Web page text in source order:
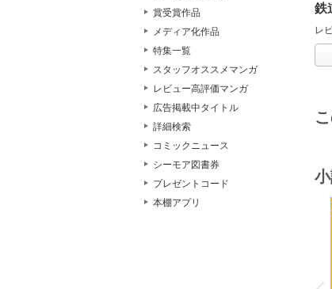
賞受賞作品
メディア化作品
特集一覧
スタッフオススメマンガ
レビュー高評価マンガ
広告掲載中タイトル
詳細検索
コミックニュース
シーモア図書券
プレゼントコード
本棚アプリ
鉄
レ